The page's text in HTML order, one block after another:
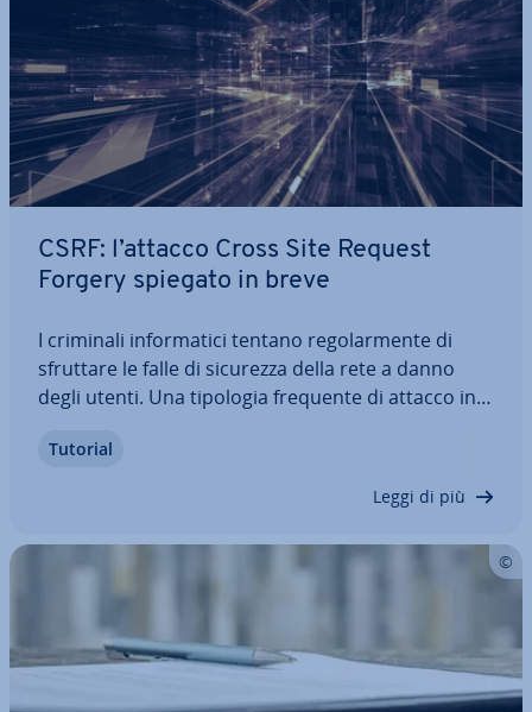
CSRF: l’attacco Cross Site Request
Forgery spiegato in breve
I criminali in­for­ma­ti­ci tentano re­go­lar­men­te di
sfruttare le falle di sicurezza della rete a danno
degli utenti. Una tipologia frequente di attacco in­
attacchi Cross Site Forgery, ab­bre­via­ti in CSRF.
Tutorial
Leggi di più